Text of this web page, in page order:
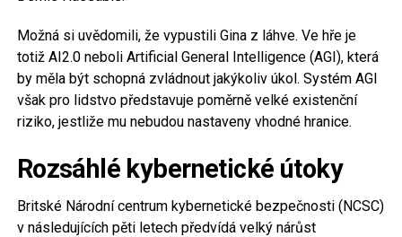
Možná si uvědomili, že vypustili Gina z láhve. Ve hře je
totiž AI2.0 neboli Artificial General Intelligence (AGI), která
by měla být schopná zvládnout jakýkoliv úkol. Systém AGI
však pro lidstvo představuje poměrně velké existenční
riziko, jestliže mu nebudou nastaveny vhodné hranice.
Rozsáhlé kybernetické útoky
Britské Národní centrum kybernetické bezpečnosti (NCSC)
v následujících pěti letech předvídá velký nárůst